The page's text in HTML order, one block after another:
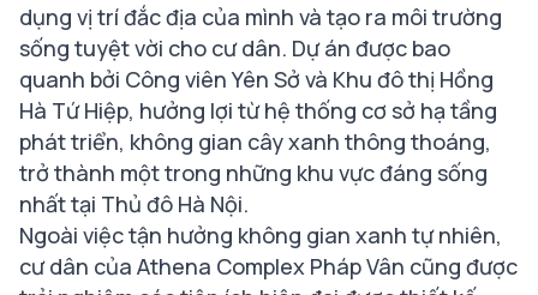
dụng vị trí đắc địa của mình và tạo ra môi trường
sống tuyệt vời cho cư dân. Dự án được bao
quanh bởi Công viên Yên Sở và Khu đô thị Hồng
Hà Tứ Hiệp, hưởng lợi từ hệ thống cơ sở hạ tầng
phát triển, không gian cây xanh thông thoáng,
trở thành một trong những khu vực đáng sống
nhất tại Thủ đô Hà Nội.
Ngoài việc tận hưởng không gian xanh tự nhiên,
cư dân của Athena Complex Pháp Vân cũng được